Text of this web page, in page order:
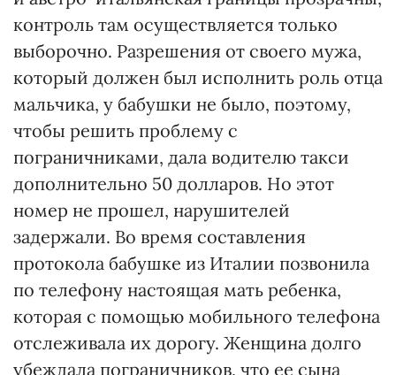
контроль там осуществляется только
выборочно. Разрешения от своего мужа,
который должен был исполнить роль отца
мальчика, у бабушки не было, поэтому,
чтобы решить проблему с
пограничниками, дала водителю такси
дополнительно 50 долларов. Но этот
номер не прошел, нарушителей
задержали. Во время составления
протокола бабушке из Италии позвонила
по телефону настоящая мать ребенка,
которая с помощью мобильного телефона
отслеживала их дорогу. Женщина долго
убеждала пограничников, что ее сына